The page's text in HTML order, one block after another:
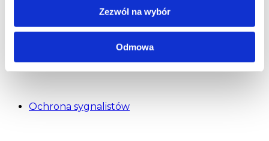
Zezwól na wybór
Odmowa
Ochrona sygnalistów